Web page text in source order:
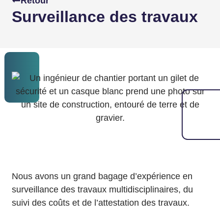
Surveillance des travaux
Nous avons un grand bagage d’expérience en
surveillance des travaux multidisciplinaires, du
suivi des coûts et de l’attestation des travaux.